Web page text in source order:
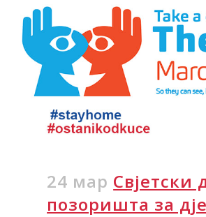
24 мар Свјетски
позоришта за